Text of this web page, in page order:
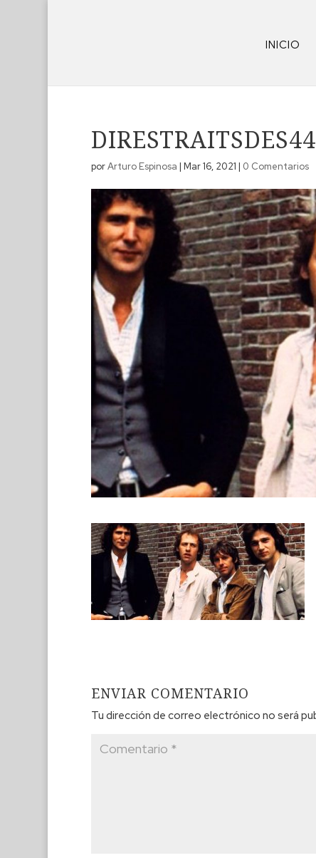
INICIO
porArturo Espinosa | Mar 16, 2021 | 0 Comentarios
ENVIAR COMENTARIO
Tu dirección de correo electrónico no será